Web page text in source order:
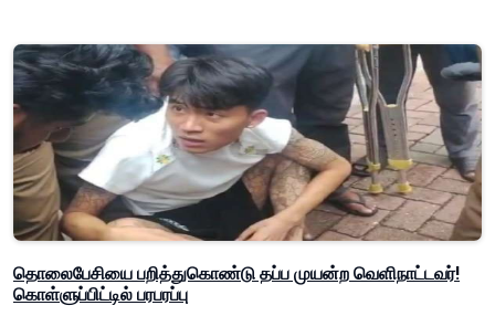
தொலைபேசியை பறித்துகொண்டு தப்ப முயன்ற வெளிநாட்டவர்!
கொள்ளுப்பிட்டில் பரபரப்பு